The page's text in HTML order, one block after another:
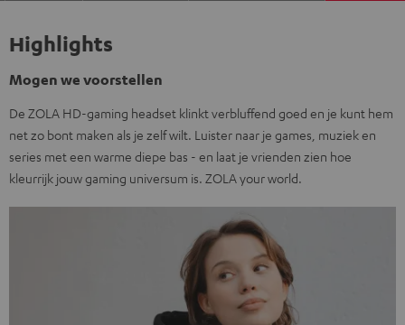
Highlights
Mogen we voorstellen
De ZOLA HD-gaming headset klinkt verbluffend goed en je kunt hem
net zo bont maken als je zelf wilt. Luister naar je games, muziek en
series met een warme diepe bas - en laat je vrienden zien hoe
kleurrijk jouw gaming universum is. ZOLA your world.